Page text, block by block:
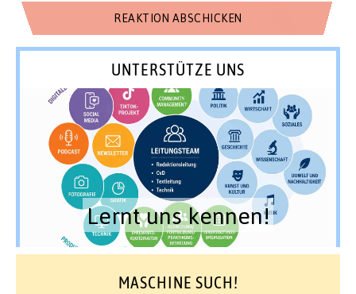
UNTERSTÜTZE UNS
Lernt uns kennen!
MASCHINE SUCH!